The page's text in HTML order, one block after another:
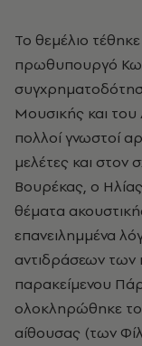
Το θεμέλιο
πρωθυπουργό
Μουσικής και
πολλοί γνωστοί
μελέτες και στον
Βουρέκας, ο
θέματα
επανειλημμένα
αντιδράσεων των
παρακείμενου
ολοκληρώθηκε το
αίθουσας (των